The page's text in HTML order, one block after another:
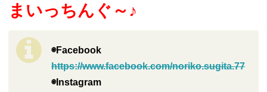
まいっちんぐ～♪
◉Facebook
https://www.facebook.com/noriko.sugita.77
◉Instagram